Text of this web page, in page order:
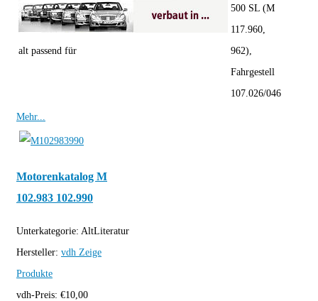
alt passend für
500 SL (M
117.960,
962),
Fahrgestell
107.026/046
Mehr...
Motorenkatalog M
102.983 102.990
Unterkategorie: AltLiteratur
Hersteller: vdh Zeige
Produkte
vdh-Preis: €10,00